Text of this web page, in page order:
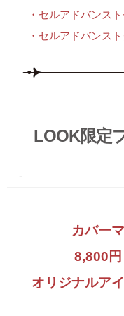
・セルアドバンス
・セルアドバンス
LOOK限定
-
カバー
8,800
オリジナルア